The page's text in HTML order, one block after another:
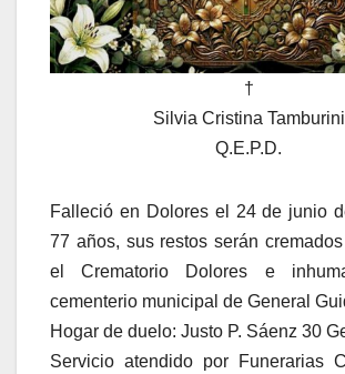
†
Silvia Cristina Tamburini
Q.E.P.D.
Falleció en Dolores el 24 de junio
77 años, sus restos serán
el Crematorio Dolores e
cementerio municipal de General
Hogar de duelo: Justo P. Sáenz 30
Servicio atendido por Funerarias